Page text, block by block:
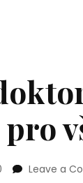
Leave a